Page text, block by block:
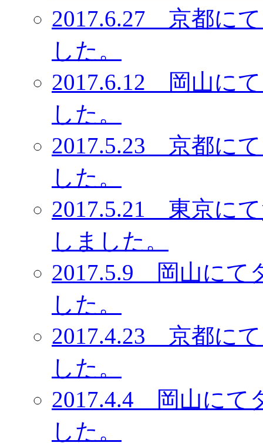
2017.6.27 京都に
した。
2017.6.12 岡山に
した。
2017.5.23 京都に
した。
2017.5.21 東京に
しました。
2017.5.9 岡山にて
した。
2017.4.23 京都に
した。
2017.4.4 岡山にて
した。